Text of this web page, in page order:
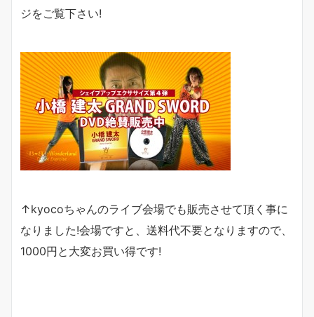
ジをご覧下さい!
↑kyocoちゃんのライブ会場でも販売させて頂く事に
なりました!会場ですと、送料代不要となりますので、
1000円と大変お買い得です!